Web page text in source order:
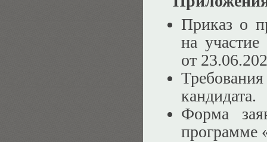
Приказ о
на
от
кандидата.
Форма
программе